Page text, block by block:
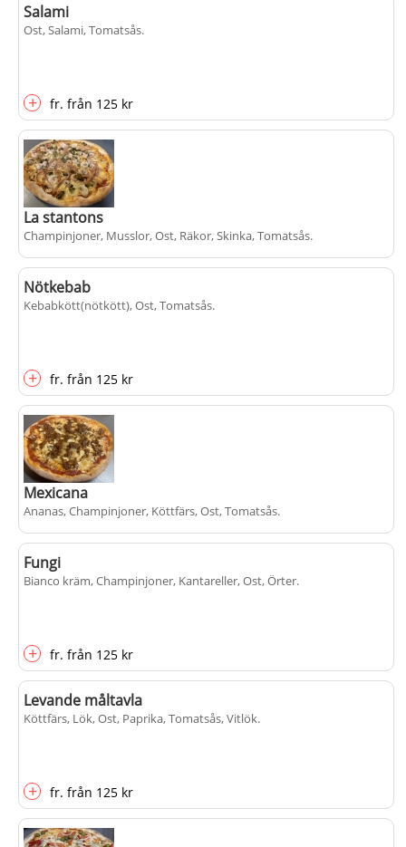
Salami
Ost, Salami, Tomatsås.
+ fr. från 125 kr
La stantons
Champinjoner, Musslor, Ost, Räkor, Skinka, Tomatsås.
+ fr.från135 kr
Nötkebab
Kebabkött(nötkött), Ost, Tomatsås.
+ fr. från 125 kr
Mexicana
Ananas, Champinjoner, Köttfärs, Ost, Tomatsås.
+ fr.från125 kr
Fungi
Bianco kräm, Champinjoner, Kantareller, Ost, Örter.
+ fr. från 125 kr
Levande måltavla
Köttfärs, Lök, Ost, Paprika, Tomatsås, Vitlök.
+ fr. från 125 kr